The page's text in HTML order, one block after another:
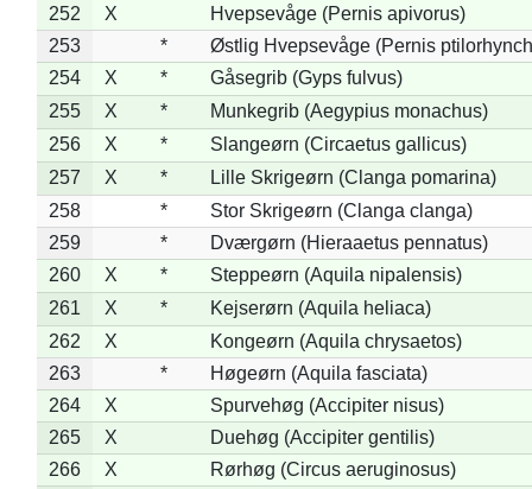
252
X
Hvepsevåge (Pernis apivorus)
253
*
Østlig Hvepsevåge (Pernis
254
X *
Gåsegrib (Gyps fulvus)
255
X *
Munkegrib (Aegypius monachus)
256
X *
Slangeørn (Circaetus gallicus)
257
X *
Lille Skrigeørn (Clanga pomarina)
258
*
Stor Skrigeørn (Clanga clanga)
259
*
Dværgørn (Hieraaetus pennatus)
260
X *
Steppeørn (Aquila nipalensis)
261
X *
Kejserørn (Aquila heliaca)
262
X
Kongeørn (Aquila chrysaetos)
263
*
Høgeørn (Aquila fasciata)
264
X
Spurvehøg (Accipiter nisus)
265
X
Duehøg (Accipiter gentilis)
266
X
Rørhøg (Circus aeruginosus)